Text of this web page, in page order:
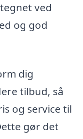
ved
og god
dig
tilbud, så
og service til
gør det